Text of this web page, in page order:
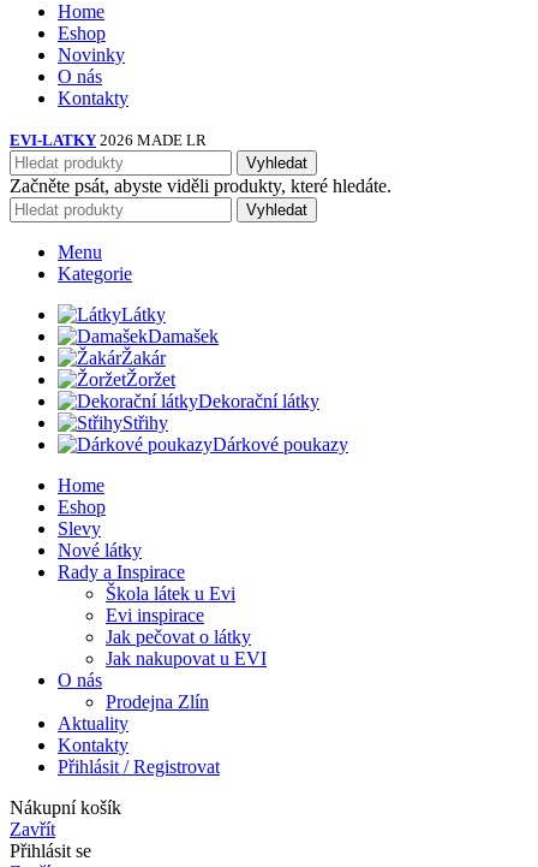
Home
Eshop
Novinky
O nás
Kontakty
EVI-LATKY 2026 MADE LR
Vyhledat
Začněte psát, abyste viděli produkty, které hledáte.
Vyhledat
Menu
Kategorie
Látky
Damašek
Žakár
Žoržet
Dekorační látky
Střihy
Dárkové poukazy
Home
Eshop
Slevy
Nové látky
Rady a Inspirace
Škola látek u Evi
Evi inspirace
Jak pečovat o látky
Jak nakupovat u EVI
O nás
Prodejna Zlín
Aktuality
Kontakty
Přihlásit / Registrovat
Nákupní košík
Zavřít
Přihlásit se